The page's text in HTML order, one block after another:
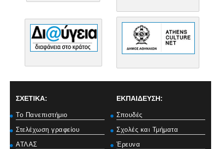
ΣΧΕΤΙΚΑ:
Το Πανεπιστήμιο
Στελέχωση γραφείου
ΑΤΛΑΣ
ΕΚΠΑΙΔΕΥΣΗ:
Σπουδές
Σχολές και Τμήματα
Έρευνα